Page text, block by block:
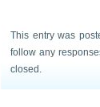
This entry was
follow any
closed.